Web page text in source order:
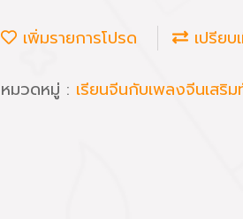
เพิ่มรายการโปรด เปรียบ
หมวดหมู่ : เรียนจีนกับเพลงจีนเสริ